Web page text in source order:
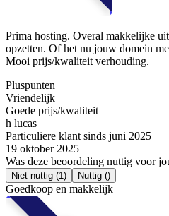
Prima hosting. Overal makkelijke
opzetten. Of het nu jouw domein
Mooi prijs/kwaliteit verhouding.
Pluspunten
Vriendelijk
Goede prijs/kwaliteit
h lucas
Particuliere klant sinds juni 2025
19 oktober 2025
Was deze beoordeling nuttig voor
Niet nuttig (1) Nuttig ()
Goedkoop en makkelijk